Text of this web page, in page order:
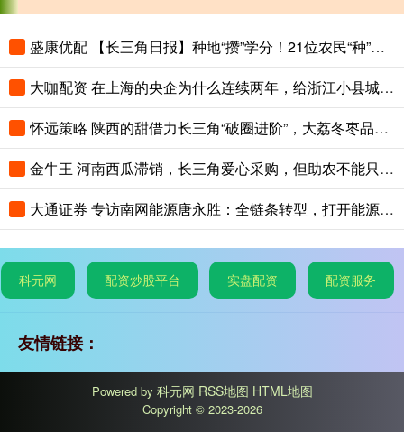
盛康优配 【长三角日报】种地“攒”学分！21位农民“种”出大专文凭
大咖配资 在上海的央企为什么连续两年，给浙江小县城里的这个创新中心写感谢信？
怀远策略 陕西的甜借力长三角“破圈进阶”，大荔冬枣品鉴会在沪举办
金牛王 河南西瓜滞销，长三角爱心采购，但助农不能只靠爱心救场
大通证券 专访南网能源唐永胜：全链条转型，打开能源低碳发展新赛道
科元网 配资炒股平台 实盘配资 配资服务
友情链接：
Powered by 科元网 RSS地图 HTML地图
Copyright © 2023-2026